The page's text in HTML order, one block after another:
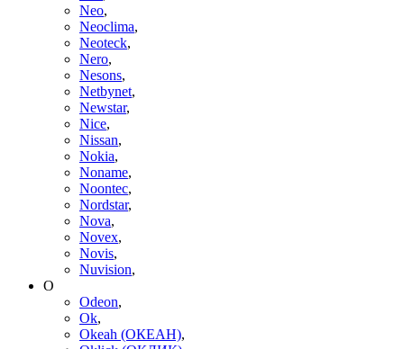
Neo,
Neoclima,
Neoteck,
Nero,
Nesons,
Netbynet,
Newstar,
Nice,
Nissan,
Nokia,
Noname,
Noontec,
Nordstar,
Nova,
Novex,
Novis,
Nuvision,
O
Odeon,
Ok,
Okeah (ОКЕАН),